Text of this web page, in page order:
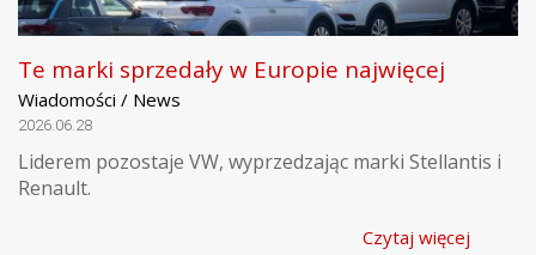
Te marki sprzedały w Europie najwięcej
Wiadomości / News
2026.06.28
Liderem pozostaje VW, wyprzedzając marki Stellantis i
Renault.
Czytaj więcej